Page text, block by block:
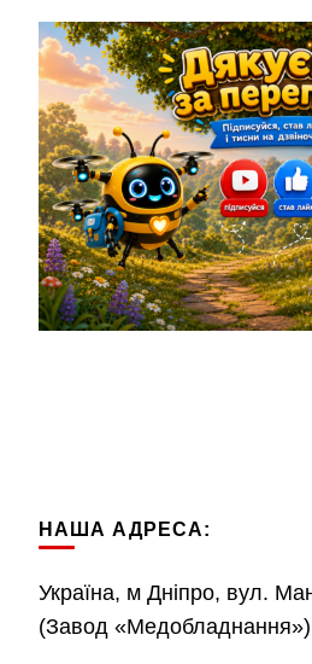
НАША АДРЕСА:
Україна, м Дніпро, вул.
(Завод «Медобладнання»)